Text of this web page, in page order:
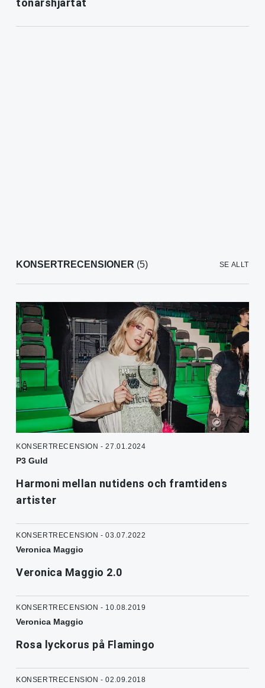
tonårshjärtat
KONSERTRECENSIONER (5) SE ALLT
KONSERTRECENSION - 27.01.2024
P3 Guld
Harmoni mellan nutidens och framtidens
artister
KONSERTRECENSION - 03.07.2022
Veronica Maggio
Veronica Maggio 2.0
KONSERTRECENSION - 10.08.2019
Veronica Maggio
Rosa lyckorus på Flamingo
KONSERTRECENSION - 02.09.2018